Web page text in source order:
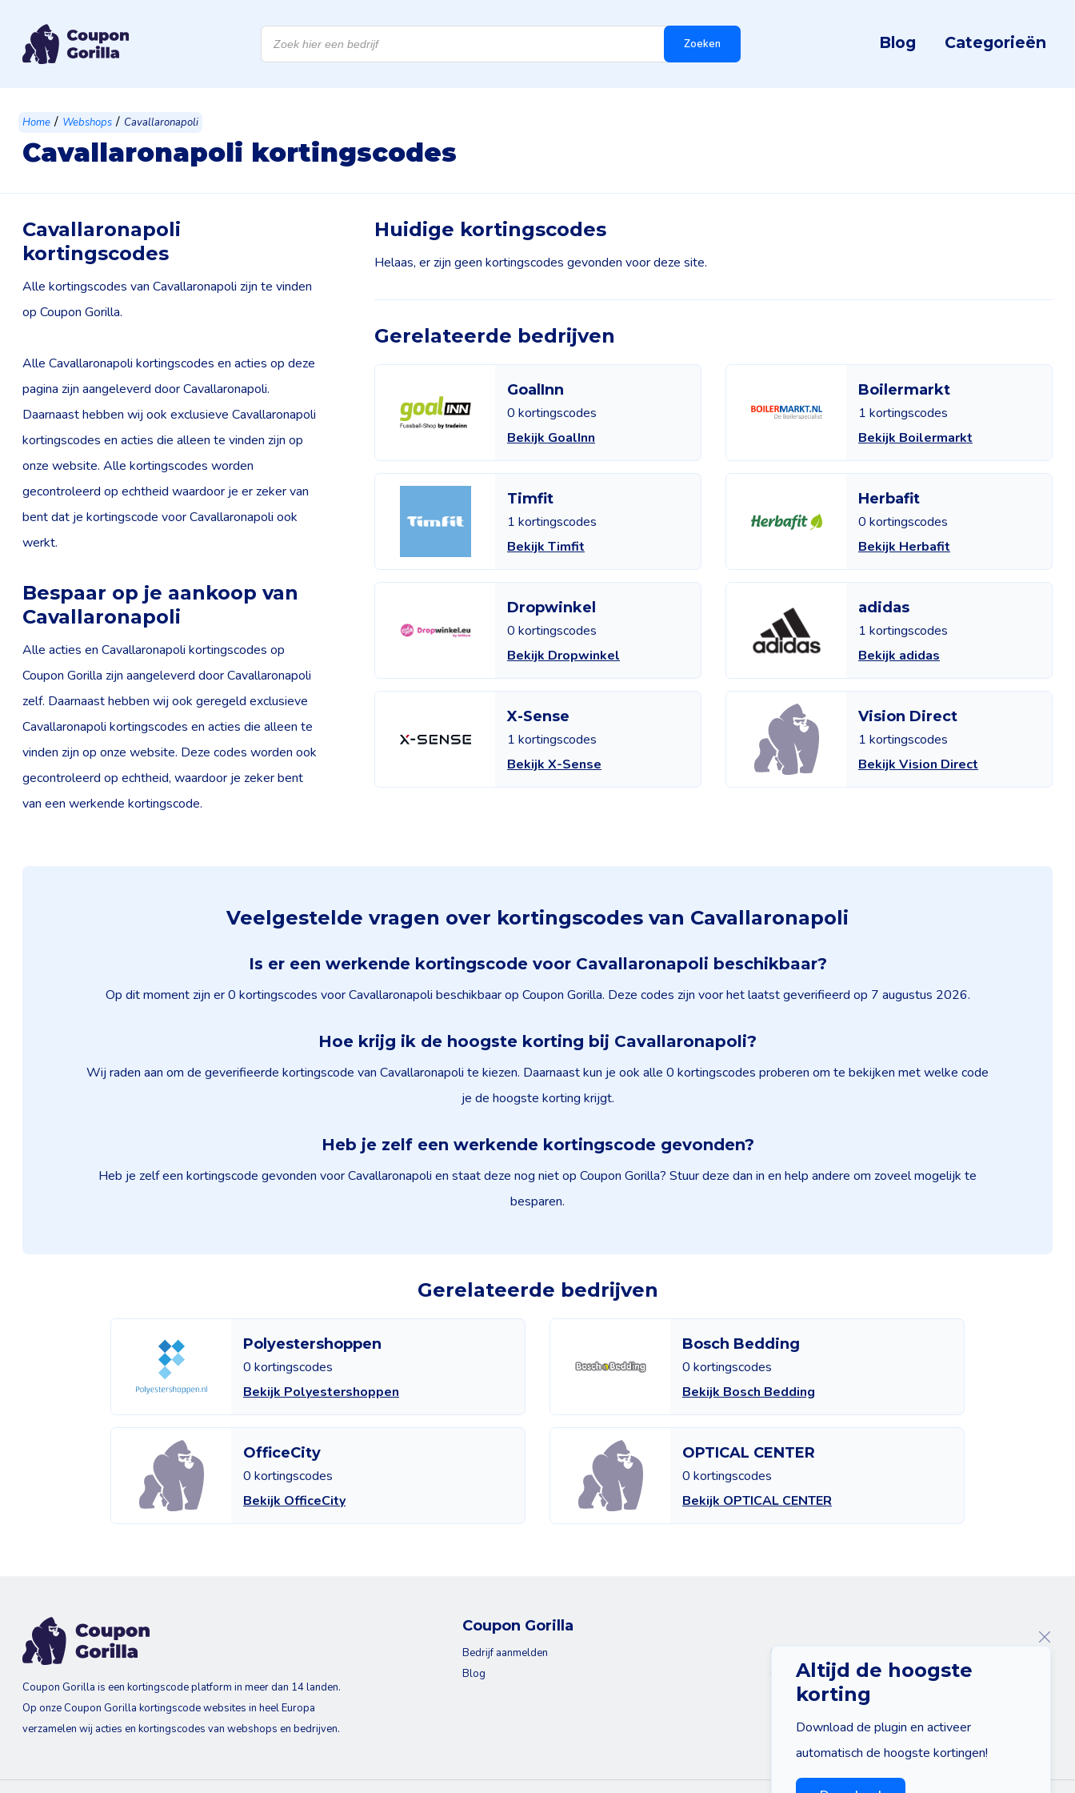
Products
search Zoeken Blog Categorieën
Home / Webshops / Cavallaronapoli
Cavallaronapoli kortingscodes
Cavallaronapoli
kortingscodes
Alle kortingscodes van Cavallaronapoli zijn te vinden
op Coupon Gorilla.
Alle Cavallaronapoli kortingscodes en acties op deze
pagina zijn aangeleverd door Cavallaronapoli.
Daarnaast hebben wij ook exclusieve Cavallaronapoli
kortingscodes en acties die alleen te vinden zijn op
onze website. Alle kortingscodes worden
gecontroleerd op echtheid waardoor je er zeker van
bent dat je kortingscode voor Cavallaronapoli ook
werkt.
Bespaar op je aankoop van
Cavallaronapoli
Alle acties en Cavallaronapoli kortingscodes op
Coupon Gorilla zijn aangeleverd door Cavallaronapoli
zelf. Daarnaast hebben wij ook geregeld exclusieve
Cavallaronapoli kortingscodes en acties die alleen te
vinden zijn op onze website. Deze codes worden ook
gecontroleerd op echtheid, waardoor je zeker bent
van een werkende kortingscode.
Huidige kortingscodes
Helaas, er zijn geen kortingscodes gevonden voor deze site.
Gerelateerde bedrijven
GoalInn
0 kortingscodes
Bekijk GoalInn
Boilermarkt
1 kortingscodes
Bekijk Boilermarkt
Timfit
1 kortingscodes
Bekijk Timfit
Herbafit
0 kortingscodes
Bekijk Herbafit
Dropwinkel
0 kortingscodes
Bekijk Dropwinkel
adidas
1 kortingscodes
Bekijk adidas
X-Sense
1 kortingscodes
Bekijk X-Sense
Vision Direct
1 kortingscodes
Bekijk Vision Direct
Veelgestelde vragen over kortingscodes van Cavallaronapoli
Is er een werkende kortingscode voor Cavallaronapoli beschikbaar?
Op dit moment zijn er 0 kortingscodes voor Cavallaronapoli beschikbaar op Coupon Gorilla. Deze codes zijn voor het laatst geverifieerd op 7 augustus 2026.
Hoe krijg ik de hoogste korting bij Cavallaronapoli?
Wij raden aan om de geverifieerde kortingscode van Cavallaronapoli te kiezen. Daarnaast kun je ook alle 0 kortingscodes proberen om te bekijken met welke code
je de hoogste korting krijgt.
Heb je zelf een werkende kortingscode gevonden?
Heb je zelf een kortingscode gevonden voor Cavallaronapoli en staat deze nog niet op Coupon Gorilla? Stuur deze dan in en help andere om zoveel mogelijk te
besparen.
Gerelateerde bedrijven
Polyestershoppen
0 kortingscodes
Bekijk Polyestershoppen
Bosch Bedding
0 kortingscodes
Bekijk Bosch Bedding
OfficeCity
0 kortingscodes
Bekijk OfficeCity
OPTICAL CENTER
0 kortingscodes
Bekijk OPTICAL CENTER
Altijd de hoogste
korting
Download de plugin en activeer
automatisch de hoogste kortingen!
Coupon Gorilla is een kortingscode platform in meer dan 14 landen.
Op onze Coupon Gorilla kortingscode websites in heel Europa
verzamelen wij acties en kortingscodes van webshops en bedrijven.
Coupon Gorilla
Bedrijf aanmelden
Blog
Over ons
Contact